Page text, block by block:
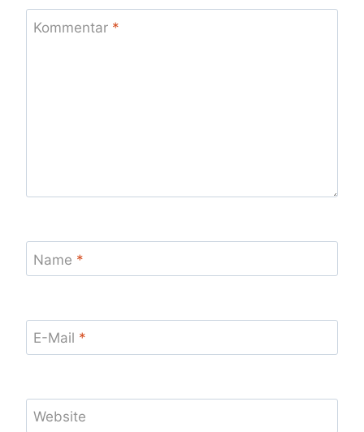
Kommentar *
Name *
E-Mail *
Website